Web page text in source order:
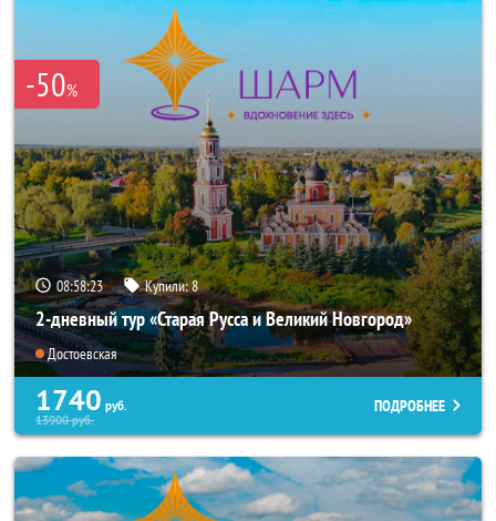
-50%
08:58:21 Купили:8
2-дневный тур «Старая Русса и Великий Новгород»
Достоевская
1740 руб.
13900руб.
ПОДРОБНЕЕ